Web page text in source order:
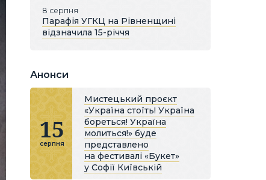
8 серпня
Парафія УГКЦ на Рівненщині
відзначила 15-річчя
Анонси
15
серпня
Мистецький проєкт
«Україна стоїть! Україна
бореться! Україна
молиться!» буде
представлено
на фестивалі «Букет»
у Софії Київській